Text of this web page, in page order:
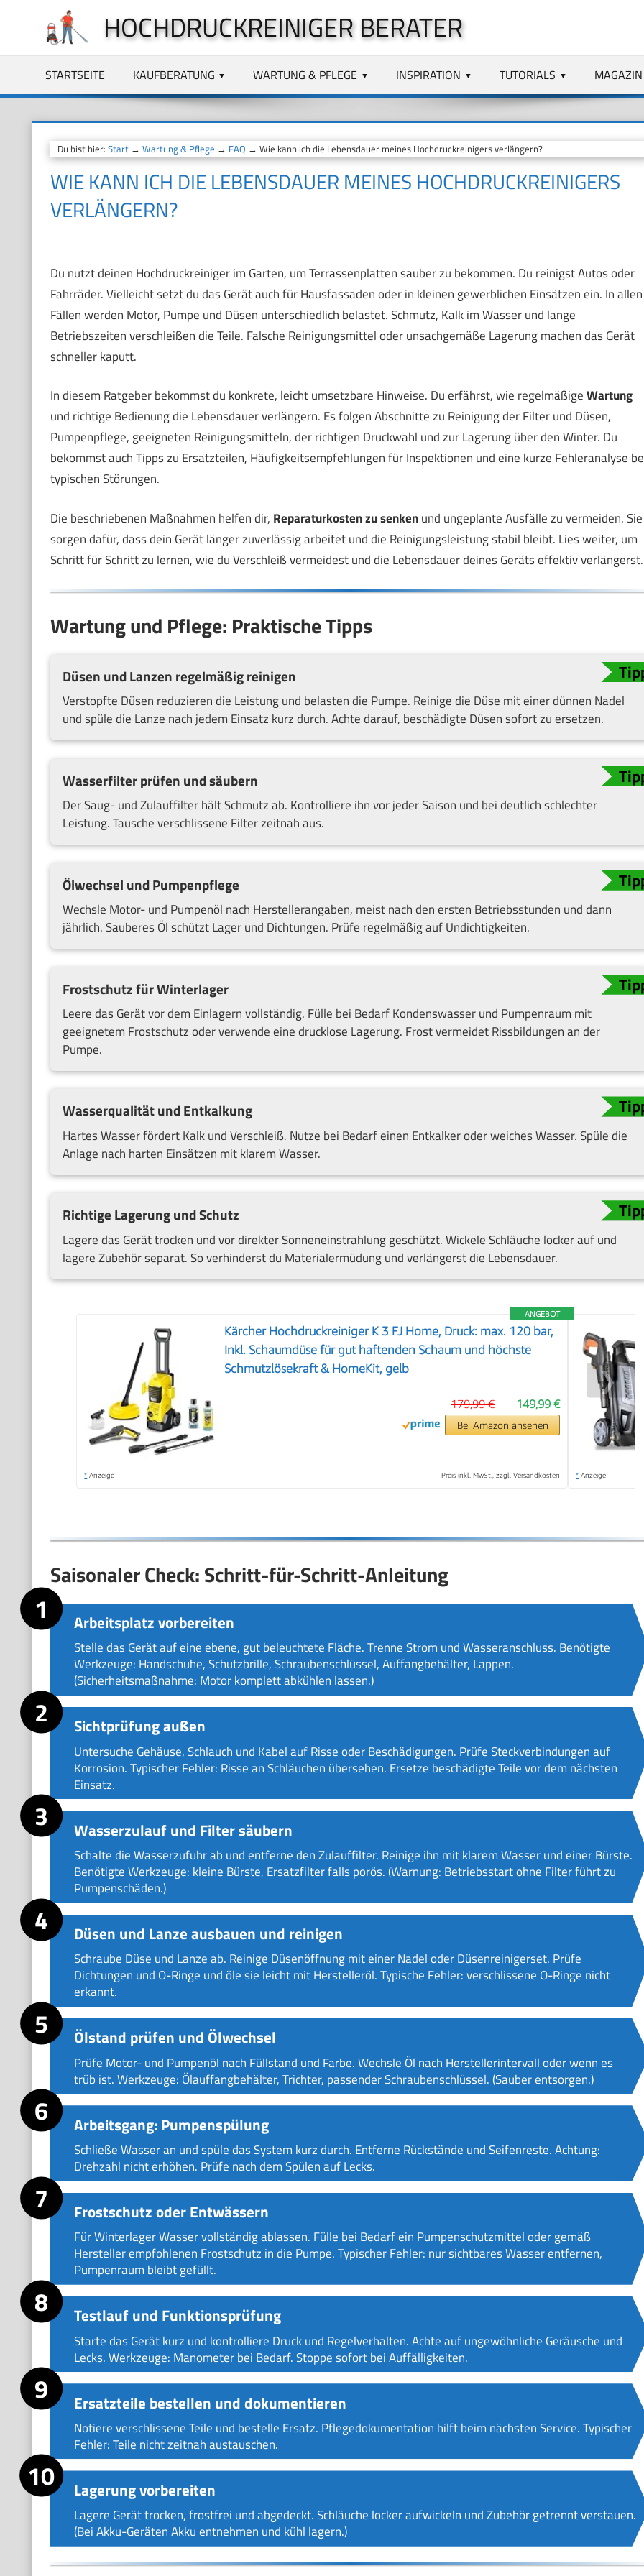
springen
HOCHDRUCKREINIGER BERATER
STARTSEITE KAUFBERATUNG WARTUNG & PFLEGE INSPIRATION TUTORIALS MAGAZIN
Du bist hier: Start→ Wartung & Pflege → FAQ → Wie kann ich die Lebensdauer meines Hochdruckreinigers verlängern?
WIE KANN ICH DIE LEBENSDAUER MEINES HOCHDRUCKREINIGERS
VERLÄNGERN?
Du nutzt deinen Hochdruckreiniger im Garten, um Terrassenplatten sauber zu bekommen. Du reinigst Autos oder
Fahrräder. Vielleicht setzt du das Gerät auch für Hausfassaden oder in kleinen gewerblichen Einsätzen ein. In allen
Fällen werden Motor, Pumpe und Düsen unterschiedlich belastet. Schmutz, Kalk im Wasser und lange
Betriebszeiten verschleißen die Teile. Falsche Reinigungsmittel oder unsachgemäße Lagerung machen das Gerät
schneller kaputt.
In diesem Ratgeber bekommst du konkrete, leicht umsetzbare Hinweise. Du erfährst, wie regelmäßigeWartung
und richtige Bedienung die Lebensdauer verlängern. Es folgen Abschnitte zu Reinigung der Filter und Düsen,
Pumpenpflege, geeigneten Reinigungsmitteln, der richtigen Druckwahl und zur Lagerung über den Winter. Du
bekommst auch Tipps zu Ersatzteilen, Häufigkeitsempfehlungen für Inspektionen und eine kurze Fehleranalyse
typischen Störungen.
Die beschriebenen Maßnahmen helfen dir, Reparaturkosten zu senkenund ungeplante Ausfälle zu vermeiden. Sie
sorgen dafür, dass dein Gerät länger zuverlässig arbeitet und die Reinigungsleistung stabil bleibt. Lies weiter, um
Schritt für Schritt zu lernen, wie du Verschleiß vermeidest und die Lebensdauer deines Geräts effektiv verlängerst.
Wartung und Pflege: Praktische Tipps
Düsen und Lanzen regelmäßig reinigen
Verstopfte Düsen reduzieren die Leistung und belasten die Pumpe. Reinige die Düse mit einer dünnen Nadel
und spüle die Lanze nach jedem Einsatz kurz durch. Achte darauf, beschädigte Düsen sofort zu ersetzen.
Wasserfilter prüfen und säubern
Der Saug- und Zulauffilter hält Schmutz ab. Kontrolliere ihn vor jeder Saison und bei deutlich schlechter
Leistung. Tausche verschlissene Filter zeitnah aus.
Ölwechsel und Pumpenpflege
Wechsle Motor- und Pumpenöl nach Herstellerangaben, meist nach den ersten Betriebsstunden und dann
jährlich. Sauberes Öl schützt Lager und Dichtungen. Prüfe regelmäßig auf Undichtigkeiten.
Frostschutz für Winterlager
Leere das Gerät vor dem Einlagern vollständig. Fülle bei Bedarf Kondenswasser und Pumpenraum mit
geeignetem Frostschutz oder verwende eine drucklose Lagerung. Frost vermeidet Rissbildungen an der
Pumpe.
Wasserqualität und Entkalkung
Hartes Wasser fördert Kalk und Verschleiß. Nutze bei Bedarf einen Entkalker oder weiches Wasser. Spüle die
Anlage nach harten Einsätzen mit klarem Wasser.
Richtige Lagerung und Schutz
Lagere das Gerät trocken und vor direkter Sonneneinstrahlung geschützt. Wickele Schläuche locker auf und
lagere Zubehör separat. So verhinderst du Materialermüdung und verlängerst die Lebensdauer.
ANGEBOT
Kärcher Hochdruckreiniger K 3 FJ Home, Druck: max. 120 bar,
Inkl. Schaumdüse für gut haftenden Schaum und höchste
Schmutzlösekraft & HomeKit, gelb
149,99 €
179,99 €
Bei Amazon ansehen
* Anzeige Preis inkl. MwSt., zzgl. Versandkosten * Anzeige
❯
Saisonaler Check: Schritt-für-Schritt-Anleitung
Arbeitsplatz vorbereiten
Stelle das Gerät auf eine ebene, gut beleuchtete Fläche. Trenne Strom und Wasseranschluss. Benötigte
Werkzeuge: Handschuhe, Schutzbrille, Schraubenschlüssel, Auffangbehälter, Lappen.
(Sicherheitsmaßnahme: Motor komplett abkühlen lassen.)
Sichtprüfung außen
Untersuche Gehäuse, Schlauch und Kabel auf Risse oder Beschädigungen. Prüfe Steckverbindungen auf
Korrosion. Typischer Fehler: Risse an Schläuchen übersehen. Ersetze beschädigte Teile vor dem nächsten
Einsatz.
Wasserzulauf und Filter säubern
Schalte die Wasserzufuhr ab und entferne den Zulauffilter. Reinige ihn mit klarem Wasser und einer Bürste.
Benötigte Werkzeuge: kleine Bürste, Ersatzfilter falls porös. (Warnung: Betriebsstart ohne Filter führt zu
Pumpenschäden.)
Düsen und Lanze ausbauen und reinigen
Schraube Düse und Lanze ab. Reinige Düsenöffnung mit einer Nadel oder Düsenreinigerset. Prüfe
Dichtungen und O-Ringe und öle sie leicht mit Herstelleröl. Typische Fehler: verschlissene O-Ringe nicht
erkannt.
Ölstand prüfen und Ölwechsel
Prüfe Motor- und Pumpenöl nach Füllstand und Farbe. Wechsle Öl nach Herstellerintervall oder wenn es
trüb ist. Werkzeuge: Ölauffangbehälter, Trichter, passender Schraubenschlüssel. (Sauber entsorgen.)
Arbeitsgang: Pumpenspülung
Schließe Wasser an und spüle das System kurz durch. Entferne Rückstände und Seifenreste. Achtung:
Drehzahl nicht erhöhen. Prüfe nach dem Spülen auf Lecks.
Frostschutz oder Entwässern
Für Winterlager Wasser vollständig ablassen. Fülle bei Bedarf ein Pumpenschutzmittel oder gemäß
Hersteller empfohlenen Frostschutz in die Pumpe. Typischer Fehler: nur sichtbares Wasser entfernen,
Pumpenraum bleibt gefüllt.
Testlauf und Funktionsprüfung
Starte das Gerät kurz und kontrolliere Druck und Regelverhalten. Achte auf ungewöhnliche Geräusche und
Lecks. Werkzeuge: Manometer bei Bedarf. Stoppe sofort bei Auffälligkeiten.
Ersatzteile bestellen und dokumentieren
Notiere verschlissene Teile und bestelle Ersatz. Pflegedokumentation hilft beim nächsten Service. Typischer
Fehler: Teile nicht zeitnah austauschen.
Lagerung vorbereiten
Lagere Gerät trocken, frostfrei und abgedeckt. Schläuche locker aufwickeln und Zubehör getrennt verstauen.
(Bei Akku-Geräten Akku entnehmen und kühl lagern.)